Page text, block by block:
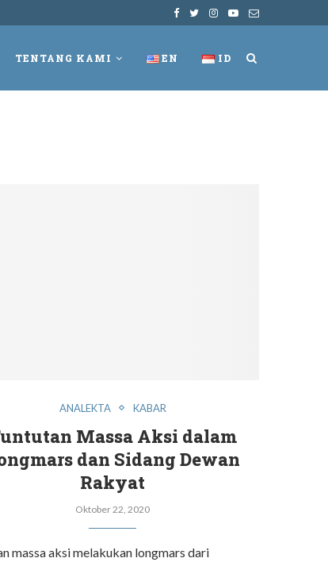
TENTANG KAMI EN ID
ANALEKTA KABAR
Massa Aksi dalam
dan Sidang Dewan
Rakyat
Oktober 22, 2020
massa aksi melakukan longmars dari